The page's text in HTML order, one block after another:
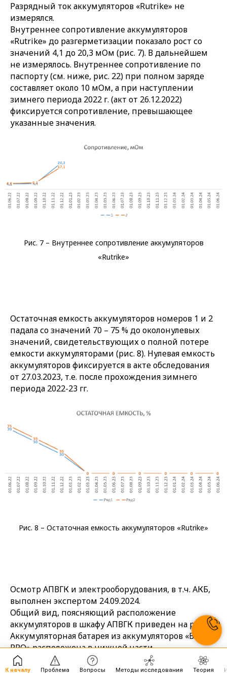
К началу Проблема Вопросы Методы исследования Теория
Разрядный ток аккумуляторов «Rutrike» не
измерялся.
Внутреннее сопротивление аккумуляторов
«Rutrike» до разгерметизации показало рост со
значений 4,1 до 20,3 мОм (рис. 7). В дальнейшем
не измерялось. Внутреннее сопротивление по
паспорту (см. ниже, рис. 22) при полном заряде
составляет около 10 мОм, а при наступлении
зимнего периода 2022 г. (акт от 26.12.2022)
фиксируется сопротивление, превышающее
указанные значения.
Рис. 7 – Внутреннее сопротивление аккумуляторов
«Rutrike»
Остаточная емкость аккумуляторов номеров 1 и 2
падала со значений 70 – 75 % до околонулевых
значений, свидетельствующих о полной потере
емкости аккумуляторами (рис. 8). Нулевая емкость
аккумуляторов фиксируется в акте обследования
от 27.03.2023, т.е. после прохождения зимнего
периода 2022-23 гг.
Рис. 8 – Остаточная емкость аккумуляторов «Rutrike»
Осмотр АПВГК и электрооборудования, в т.ч. АКБ,
выполнен экспертом 24.09.2024.
Общий вид, поясняющий расположение
аккумуляторов в шкафу АПВГК приведен на рис. 9.
Аккумуляторная батарея из аккумуляторов «Восток
PRO» расположена в нижней части
вандалозащищенного шкафа (рис.10). АКБ из
аккумуляторов «Rutrike» на фото показана внизу